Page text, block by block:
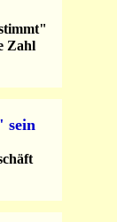
Zahl
sein